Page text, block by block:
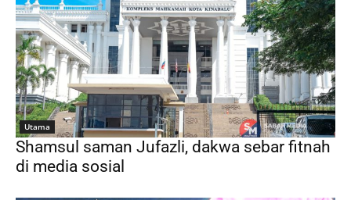
Utama
Shamsul saman Jufazli, dakwa sebar fitnah
di media sosial